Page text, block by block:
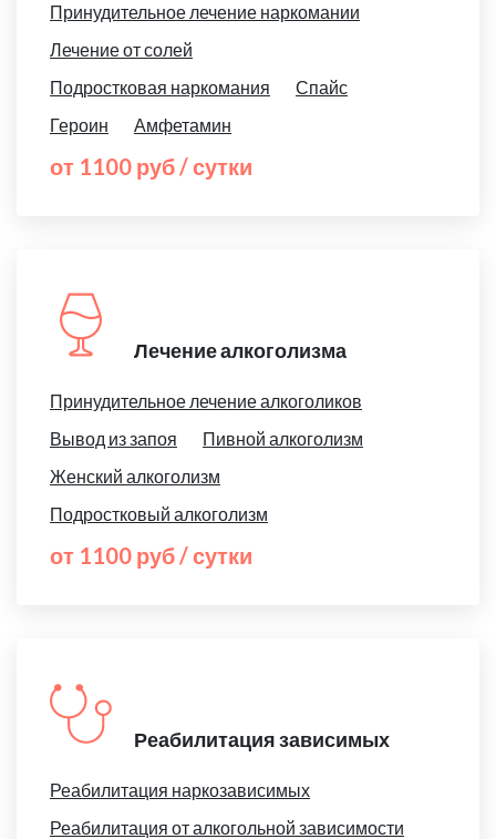
Принудительное лечение наркомании
Лечение от солей
Подростковая наркомания
Спайс
Героин
Амфетамин
от 1100 руб / сутки
Лечение алкоголизма
Принудительное лечение алкоголиков
Вывод из запоя
Пивной алкоголизм
Женский алкоголизм
Подростковый алкоголизм
от 1100 руб / сутки
Реабилитация зависимых
Реабилитация наркозависимых
Реабилитация от алкогольной зависимости